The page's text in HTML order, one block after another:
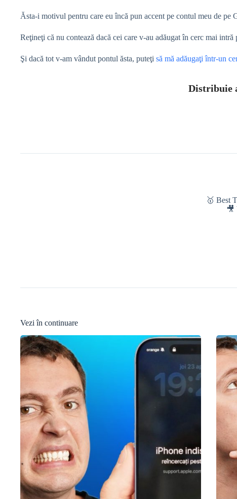
Ăsta-i motivul pentru care eu încă pun accent pe contul meu de
Reţineţi că nu contează dacă cei care v-au adăugat în cerc mai
Şi dacă tot v-am vândut pontul ăsta, puteţi să mă adăugaţi într-un
Distribuie
🥇 Best
🎥
Vezi în continuare